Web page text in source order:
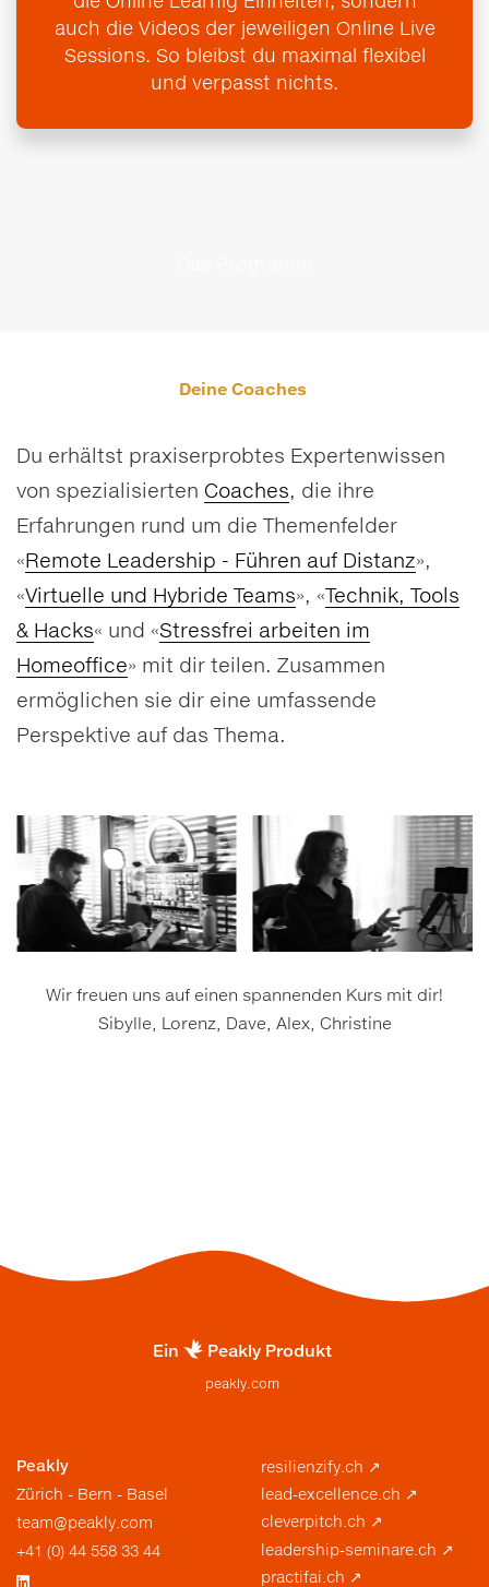
auch die Videos der jeweiligen Online Live
Sessions. So bleibst du maximal flexibel
und verpasst nichts.
Deine Coaches
Du erhältst praxiserprobtes Expertenwissen
von spezialisierten Coaches, die ihre
Erfahrungen rund um die Themenfelder
«Remote Leadership - Führen auf Distanz»,
«Virtuelle und Hybride Teams», «Technik, Tools
& Hacks« und «Stressfrei arbeiten im
Homeoffice» mit dir teilen. Zusammen
ermöglichen sie dir eine umfassende
Perspektive auf das Thema.
Wir freuen uns auf einen spannenden Kurs mit dir!
Sibylle, Lorenz, Dave, Alex, Christine
Ein Peakly Produkt
peakly.com
Peakly
Zürich - Bern - Basel
team@peakly.com
+41 (0) 44 558 33 44
resilienzify.ch ↗
lead-excellence.ch ↗
cleverpitch.ch ↗
leadership-seminare.ch ↗
practifai.ch ↗